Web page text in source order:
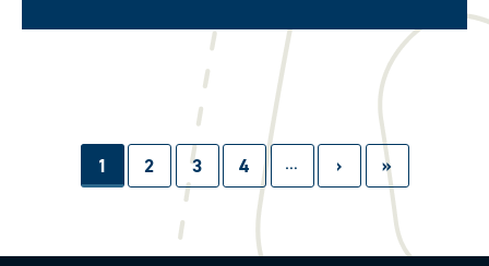
Paginering
Sida
1 Sida
2 Sida
3 Sida
4 …
Nästa
sida
›
Sista
sidan
»